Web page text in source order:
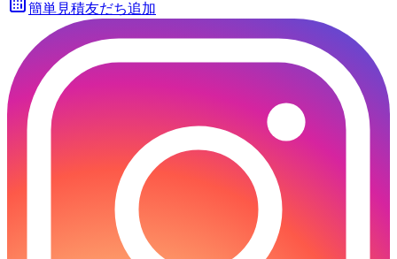
簡単見積友だち追加